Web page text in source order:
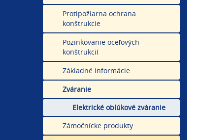
Protipožiarna ochrana
konštrukcie
Pozinkovanie oceľových
konštrukcií
Základné informácie
Zváranie
Elektrické oblúkové zváranie
Zámočnícke produkty